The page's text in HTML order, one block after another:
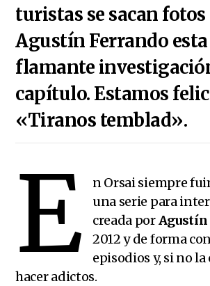
turistas se sacan
Agustín Ferrando
flamante
capítulo. Estamos
«Tiranos temblad».
E
n Orsai siempre
una serie para
creada porAgustín
2012 y de forma
episodios y, si no
hacer adictos.